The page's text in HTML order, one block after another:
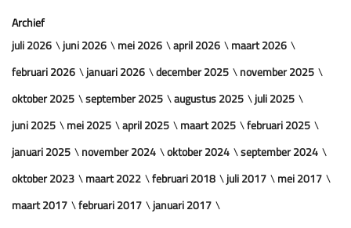
Archief
juli 2026
juni 2026 mei 2026 april 2026
maart 2026
februari 2026
januari 2026 december 2025
november 2025
oktober 2025
september 2025 augustus 2025
juli 2025
juni 2025
mei 2025 april 2025 maart 2025
februari 2025
januari 2025
november 2024 oktober 2024
september 2024
oktober 2023
maart 2022 februari 2018 juli 2017
mei 2017
maart 2017
februari 2017 januari 2017